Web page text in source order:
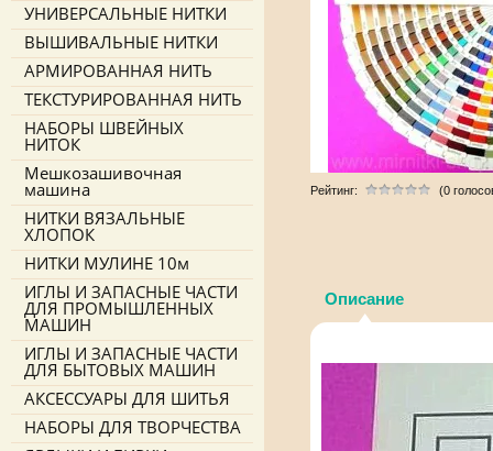
Рейтинг: (0
Описание
УНИВЕРСАЛЬНЫЕ НИТКИ
ВЫШИВАЛЬНЫЕ НИТКИ
АРМИРОВАННАЯ НИТЬ
ТЕКСТУРИРОВАННАЯ НИТЬ
НАБОРЫ ШВЕЙНЫХ
НИТОК
Мешкозашивочная
машина
НИТКИ ВЯЗАЛЬНЫЕ
ХЛОПОК
НИТКИ МУЛИНЕ 10м
ИГЛЫ И ЗАПАСНЫЕ ЧАСТИ
ДЛЯ ПРОМЫШЛЕННЫХ
МАШИН
ИГЛЫ И ЗАПАСНЫЕ ЧАСТИ
ДЛЯ БЫТОВЫХ МАШИН
АКСЕССУАРЫ ДЛЯ ШИТЬЯ
НАБОРЫ ДЛЯ ТВОРЧЕСТВА